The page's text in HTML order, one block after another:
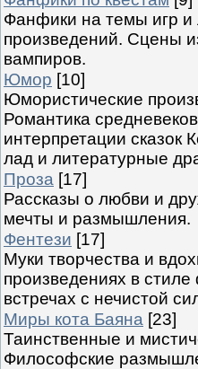
Фанфики на темы игр и
произведений. Сцены
вампиров.
Юмор [10]
Юмористические
Романтика
интерпретации сказок
лад и литературные
Проза [17]
Рассказы о любви и
мечты и размышления.
Фентези [17]
Муки творчества и
произведениях в
встречах с нечистой
Миры кота Баяна [23]
Таинственные и
Философские